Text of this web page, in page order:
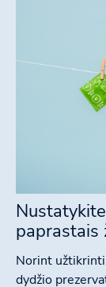
paprastais
Norint
dydžio